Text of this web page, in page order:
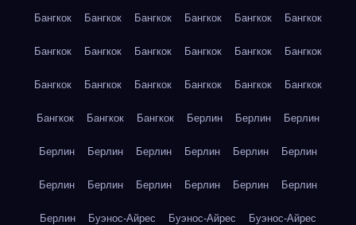
Бангкок Бангкок Бангкок Бангкок Бангкок Бангкок
Бангкок Бангкок Бангкок Бангкок Бангкок Бангкок
Бангкок Бангкок Бангкок Бангкок Бангкок Бангкок
Бангкок Бангкок Бангкок Берлин Берлин Берлин
Берлин Берлин Берлин Берлин Берлин Берлин
Берлин Берлин Берлин Берлин Берлин Берлин
Берлин Буэнос-Айрес Буэнос-Айрес Буэнос-Айрес